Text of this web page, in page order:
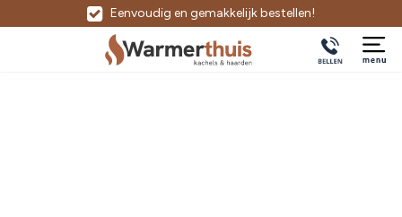
Eenvoudig en gemakkelijk bestellen!